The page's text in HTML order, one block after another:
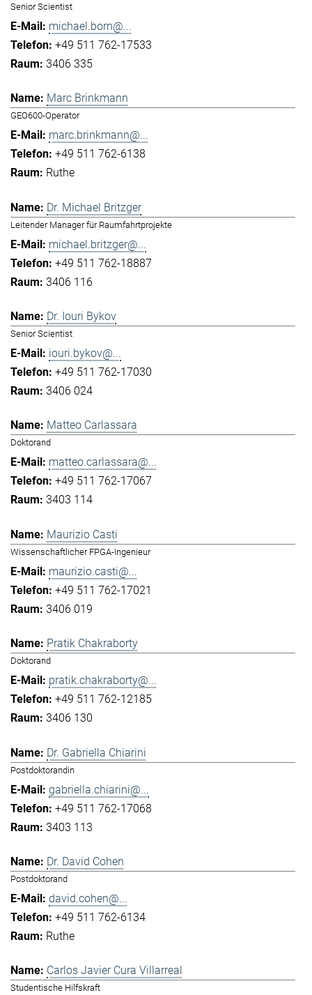
Senior Scientist
michael.born@...
+49 511 762-17533
3406 335
Marc Brinkmann
GEO600-Operator
marc.brinkmann@...
+49 511 762-6138
Ruthe
Dr. Michael Britzger
Leitender Manager für Raumfahrtprojekte
michael.britzger@...
+49 511 762-18887
3406 116
Dr. Iouri Bykov
Senior Scientist
iouri.bykov@...
+49 511 762-17030
3406 024
Matteo Carlassara
Doktorand
matteo.carlassara@...
+49 511 762-17067
3403 114
Maurizio Casti
Wissenschaftlicher FPGA-Ingenieur
maurizio.casti@...
+49 511 762-17021
3406 019
Pratik Chakraborty
Doktorand
pratik.chakraborty@...
+49 511 762-12185
3406 130
Dr. Gabriella Chiarini
Postdoktorandin
gabriella.chiarini@...
+49 511 762-17068
3403 113
Dr. David Cohen
Postdoktorand
david.cohen@...
+49 511 762-6134
Ruthe
Carlos Javier Cura Villarreal
Studentische Hilfskraft